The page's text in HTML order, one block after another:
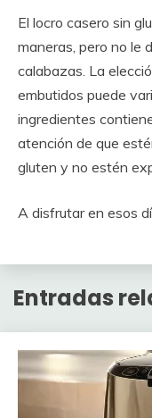
El locro casero sin
maneras, pero no le
calabazas. La
embutidos puede
ingredientes
atención de que
gluten y no estén
A disfrutar en esos
Entradas